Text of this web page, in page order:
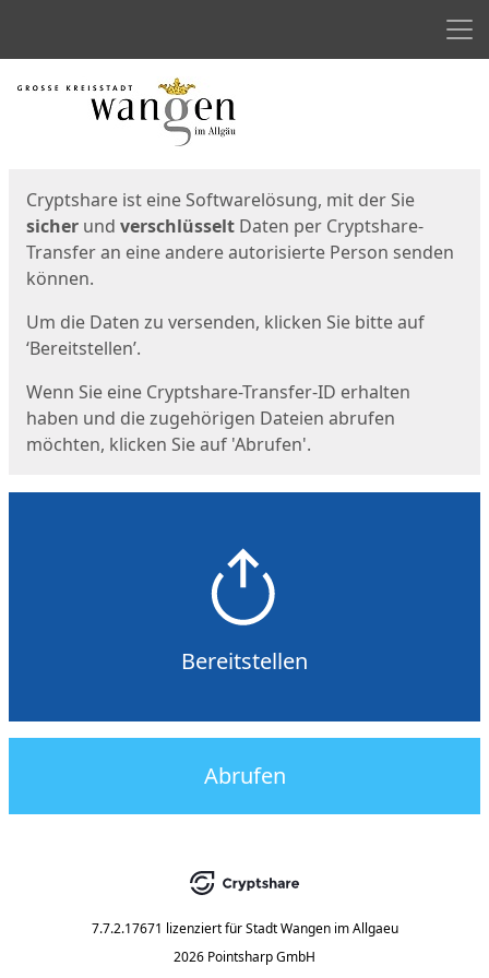
Start
Cryptshare ist eine Softwarelösung, mit der Sie
sicher und verschlüsselt Daten per Cryptshare-
Transfer an eine andere autorisierte Person senden
können.
Um die Daten zu versenden, klicken Sie bitte auf
‘Bereitstellen’.
Wenn Sie eine Cryptshare-Transfer-ID erhalten
haben und die zugehörigen Dateien abrufen
möchten, klicken Sie auf 'Abrufen'.
Bereitstellen
Abrufen
7.7.2.17671 lizenziert für Stadt Wangen im Allgaeu
2026 Pointsharp GmbH